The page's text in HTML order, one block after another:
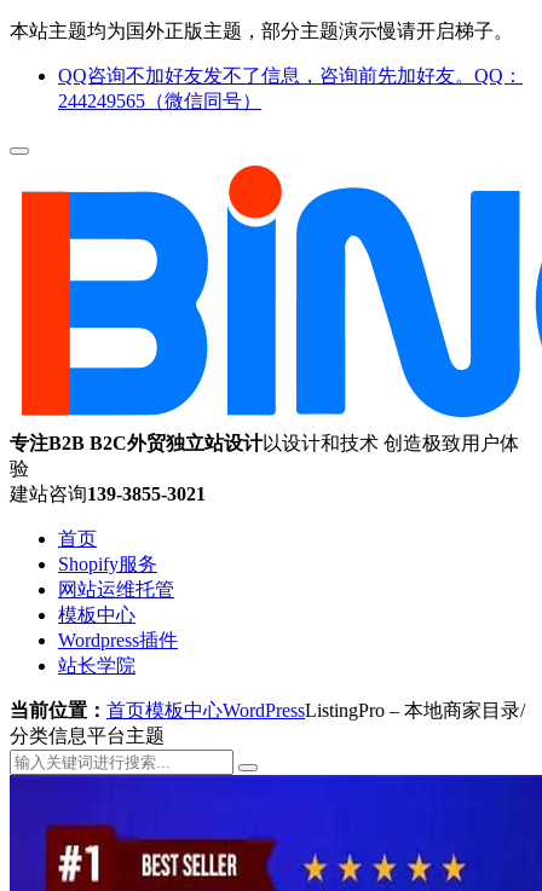
本站主题均为国外正版主题，部分主题演示慢请开启梯子。
QQ咨询不加好友发不了信息，咨询前先加好友。QQ：
244249565（微信同号）
专注B2B B2C外贸独立站设计以设计和技术 创造极致用户体
验
建站咨询139-3855-3021
首页
Shopify服务
网站运维托管
模板中心
Wordpress插件
站长学院
当前位置： 首页模板中心WordPressListingPro – 本地商家目录/
分类信息平台主题